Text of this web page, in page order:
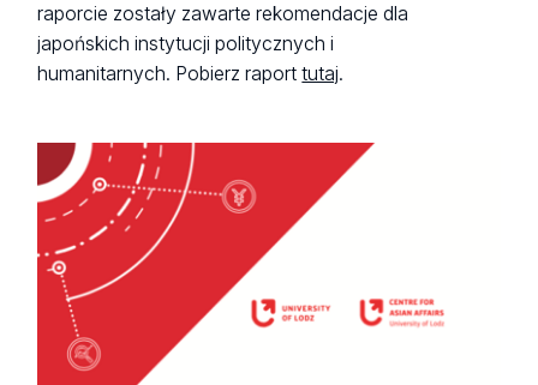
raporcie zostały zawarte rekomendacje dla
japońskich instytucji politycznych i
humanitarnych. Pobierz raporttutaj.